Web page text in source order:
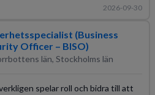
2026-09-30
(Business
Officer – BISO)
län, Stockholms län
spelar roll och bidra till att